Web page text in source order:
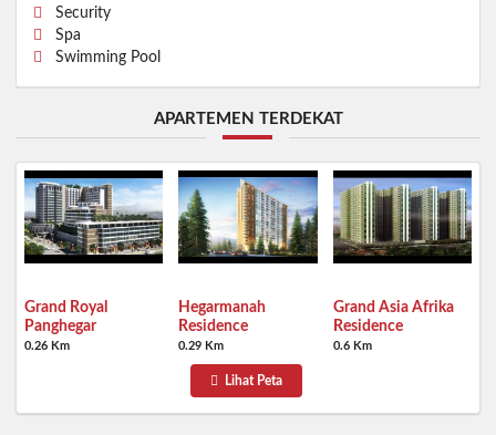
Security
Spa
Swimming Pool
APARTEMEN TERDEKAT
Grand Royal
Panghegar
0.26 Km
Hegarmanah
Residence
0.29 Km
Grand Asia Afrika
Residence
0.6 Km
Lihat Peta